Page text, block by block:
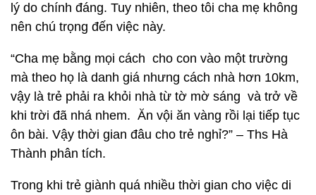
lý do chính đáng. Tuy nhiên, theo tôi cha mẹ không
nên chú trọng đến việc này.
“Cha mẹ bằng mọi cách cho con vào một trường
mà theo họ là danh giá nhưng cách nhà hơn 10km,
vậy là trẻ phải ra khỏi nhà từ tờ mờ sáng và trở về
khi trời đã nhá nhem. Ăn vội ăn vàng rồi lại tiếp tục
ôn bài. Vậy thời gian đâu cho trẻ nghỉ?” – Ths Hà
Thành phân tích.
Trong khi trẻ giành quá nhiều thời gian cho việc di